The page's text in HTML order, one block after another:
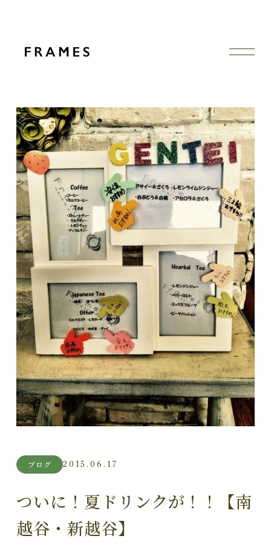
ブログ 2015.06.17
ついに！夏ドリンクが！！【南
越谷・新越谷】